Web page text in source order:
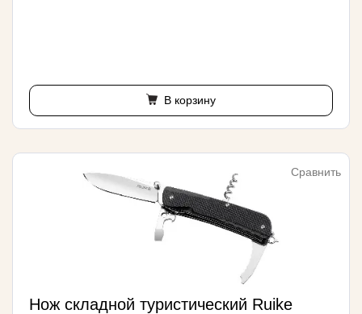
В корзину
Сравнить
Нож cкладной туристический Ruike